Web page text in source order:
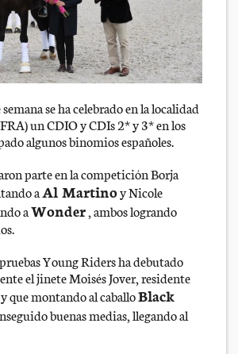
se ha celebrado en la localidad
un CDIO y CDIs 2* y 3* en los
algunos binomios españoles.
parte en la competición Borja
a Al Martinoy Nicole
aWonder, ambos logrando
Young Riders ha debutado
el jinete Moisés Jover, residente
que montando al caballoBlack
buenas medias, llegando al